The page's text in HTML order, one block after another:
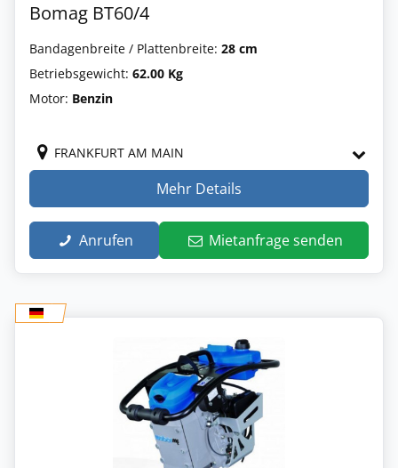
Bomag BT60/4
Bandagenbreite / Plattenbreite: 28 cm
Betriebsgewicht: 62.00 Kg
Motor: Benzin
FRANKFURT AM MAIN
Mehr Details
Anrufen Mietanfrage senden